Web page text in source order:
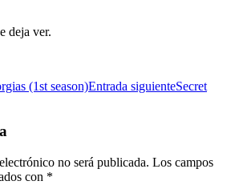
deja ver.
(1st season)Entrada siguienteSecret
no será publicada. Los campos
con *